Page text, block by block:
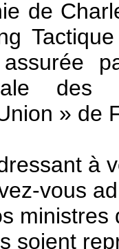
de
des
» de
à
vous
ministres
soient